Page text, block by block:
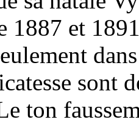
1887 et
sont
ton